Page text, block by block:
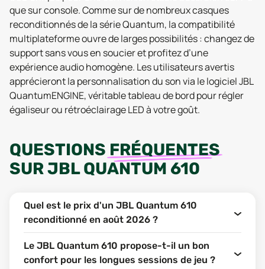
que sur console. Comme sur de nombreux casques
reconditionnés de la série Quantum, la compatibilité
multiplateforme ouvre de larges possibilités : changez de
support sans vous en soucier et profitez d’une
expérience audio homogène. Les utilisateurs avertis
apprécieront la personnalisation du son via le logiciel JBL
QuantumENGINE, véritable tableau de bord pour régler
égaliseur ou rétroéclairage LED à votre goût.
QUESTIONS FRÉQUENTES
SURJBL QUANTUM 610
Quel est le prix d'un JBL Quantum 610
reconditionné en août 2026 ?
Le JBL Quantum 610 propose-t-il un bon
confort pour les longues sessions de jeu ?